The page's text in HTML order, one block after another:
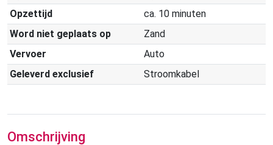
Opzettijd
ca. 10 minuten
Word niet geplaats op
Zand
Vervoer
Auto
Geleverd exclusief
Stroomkabel
Omschrijving